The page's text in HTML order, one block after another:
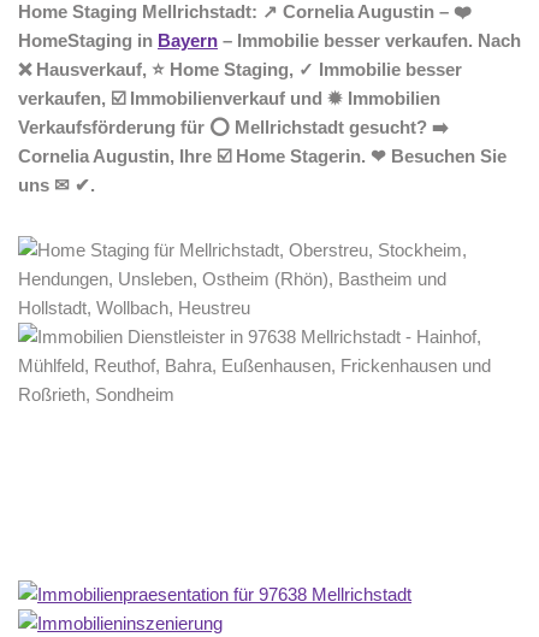
Home Staging Mellrichstadt: ↗️ Cornelia Augustin – ❤️
HomeStaging in Bayern – Immobilie besser verkaufen. Nach
❌ Hausverkauf, ⭐ Home Staging, ✓ Immobilie besser
verkaufen, ☑️ Immobilienverkauf und ✹ Immobilien
Verkaufsförderung für ⭕ Mellrichstadt gesucht? ➡️
Cornelia Augustin, Ihre ☑️ Home Stagerin. ❤ Besuchen Sie
uns ✉ ✔.